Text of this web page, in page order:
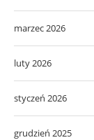
marzec 2026
luty 2026
styczeń 2026
grudzień 2025